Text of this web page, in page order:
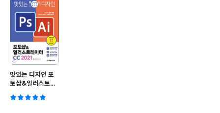
맛있는 디자인 포
토샵&일러스트레